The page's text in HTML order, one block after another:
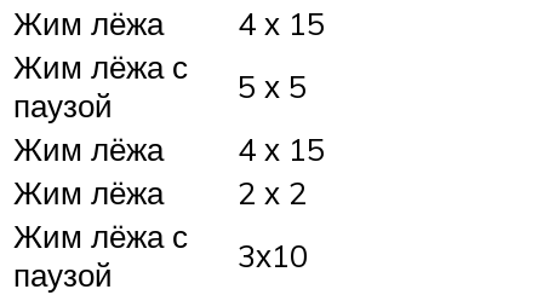
Жим лёжа
4 х 15
Жим лёжа с
паузой
5 х 5
Жим лёжа
4 х 15
Жим лёжа
2 х 2
Жим лёжа с
паузой
3х10